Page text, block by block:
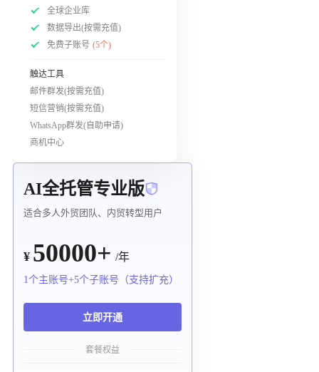
全球企业库
数据导出(按需充值)
免费子账号 (5个)
触达工具
邮件群发(按需充值)
短信营销(按需充值)
WhatsApp群发(自助申请)
商机中心
AI全托管专业版
适合多人外贸团队、内贸转型用户
¥ 50000+ /年
1个主账号+5个子账号（支持扩充）
立即开通
套餐权益